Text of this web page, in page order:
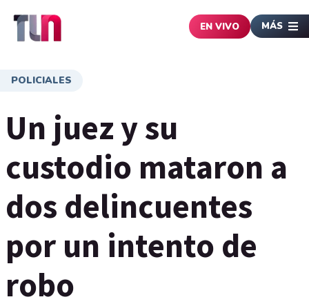
EN VIVO MÁS
POLICIALES
Un juez y su
custodio mataron a
dos delincuentes
por un intento de
robo